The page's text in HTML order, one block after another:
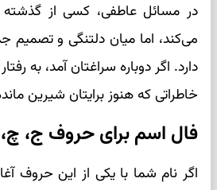
در مسائل عاطفی، کسی از گذشته
می‌کند، اما میان دلتنگی و تصمیم
دارد. اگر دوباره سراغتان آمد، به
خاطراتی که هنوز برایتان شیرین
فال اسم برای حروف ج،
اگر نام شما با یکی از این حروف